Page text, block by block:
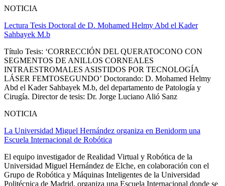
NOTICIA
Lectura Tesis Doctoral de D. Mohamed Helmy Abd el Kader
Sahbayek M.b
Título Tesis: ‘CORRECCIÓN DEL QUERATOCONO CON
SEGMENTOS DE ANILLOS CORNEALES
INTRAESTROMALES ASISTIDOS POR TECNOLOGÍA
LÁSER FEMTOSEGUNDO’ Doctorando: D. Mohamed Helmy
Abd el Kader Sahbayek M.b, del departamento de Patología y
Cirugía. Director de tesis: Dr. Jorge Luciano Alió Sanz
NOTICIA
La Universidad Miguel Hernández organiza en Benidorm una
Escuela Internacional de Robótica
El equipo investigador de Realidad Virtual y Robótica de la
Universidad Miguel Hernández de Elche, en colaboración con el
Grupo de Robótica y Máquinas Inteligentes de la Universidad
Politécnica de Madrid, organiza una Escuela Internacional donde se